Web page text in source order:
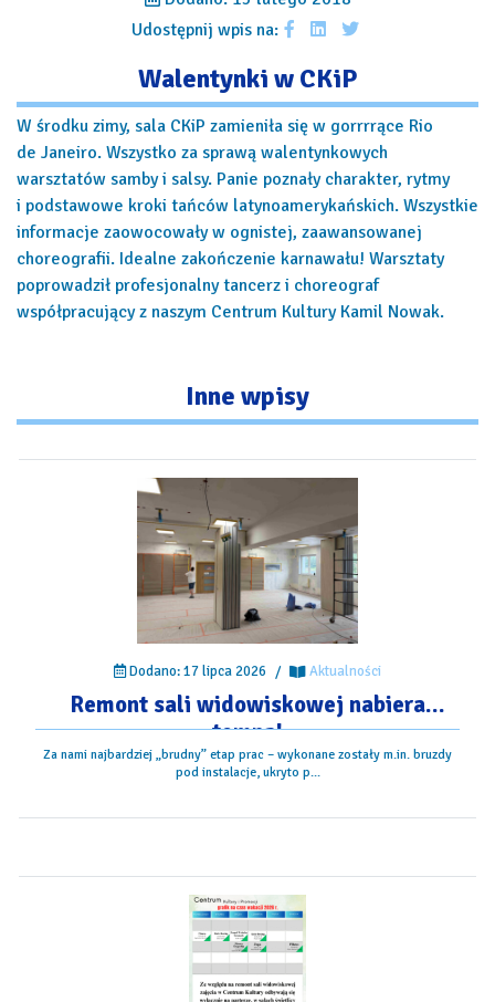
Udostępnij wpis na:
Walentynki w CKiP
W środku zimy, sala CKiP zamieniła się w gorrrrące Rio
de Janeiro. Wszystko za sprawą walentynkowych
warsztatów samby i salsy. Panie poznały charakter, rytmy
i podstawowe kroki tańców latynoamerykańskich. Wszystkie
informacje zaowocowały w ognistej, zaawansowanej
choreografii. Idealne zakończenie karnawału! Warsztaty
poprowadził profesjonalny tancerz i choreograf
współpracujący z naszym Centrum Kultury Kamil Nowak.
Inne wpisy
Dodano: 17 lipca 2026 / Aktualności
Remont sali widowiskowej nabiera
tempa!
Za nami najbardziej „brudny” etap prac – wykonane zostały m.in. bruzdy
pod instalacje, ukryto p...